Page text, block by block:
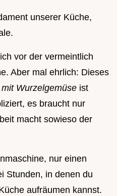
unserer Küche,
vor der vermeintlich
Aber mal ehrlich: Dieses
Wurzelgemüse ist
es braucht nur
macht sowieso der
nur einen
Stunden, in denen du
aufräumen kannst.